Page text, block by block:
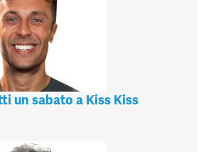
un sabato a Kiss Kiss